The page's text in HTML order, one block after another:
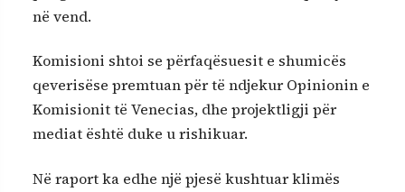
në vend.
Komisioni shtoi se përfaqësuesit e shumicës
qeverisëse premtuan për të ndjekur Opinionin e
Komisionit të Venecias, dhe projektligji për
mediat është duke u rishikuar.
Në raport ka edhe një pjesë kushtuar klimës